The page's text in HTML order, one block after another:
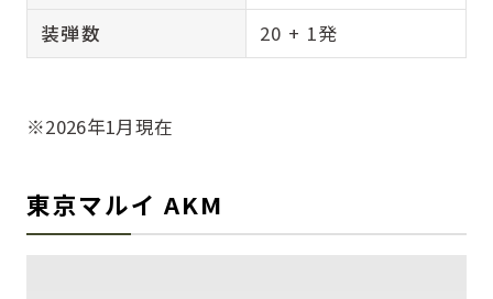
装弾数
20 + 1発
※2026年1月現在
東京マルイ AKM